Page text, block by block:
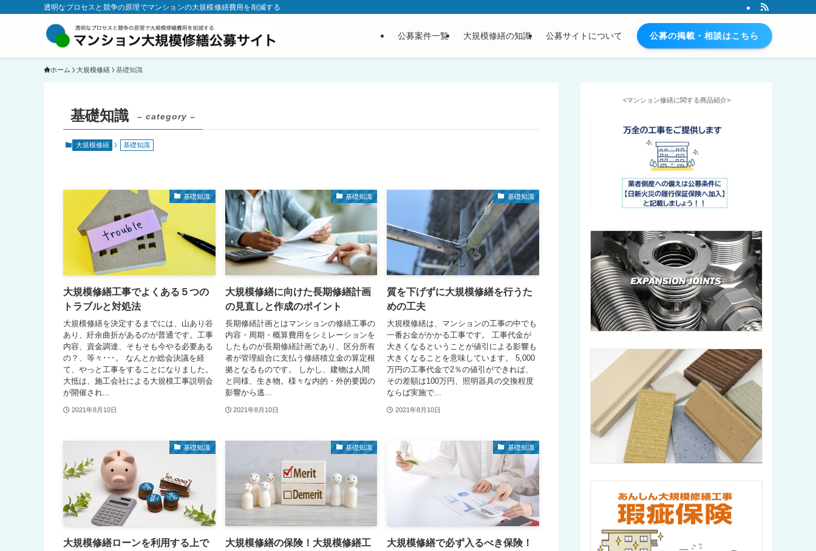
透明なプロセスと競争の原理でマンションの大規模修繕費用を削減する
公募案件一覧 大規模修繕の知識 公募サイトについて 公募の掲載・相談はこちら
ホーム 大規模修繕 基礎知識
基礎知識 – category –
大規模修繕 基礎知識
基礎知識
大規模修繕工事でよくある５つの
トラブルと対処法
大規模修繕を決定するまでには、山あり谷
あり、紆余曲折があるのが普通です。工事
内容、資金調達、そもそも今やる必要ある
の？、等々･･･。 なんとか総会決議を経
て、やっと工事をすることになりました。
大抵は、施工会社による大規模工事説明会
が開催され...
2021年8月10日
基礎知識
大規模修繕に向けた長期修繕計画
の見直しと作成のポイント
長期修繕計画とはマンションの修繕工事の
内容・周期・概算費用をシミレーションを
したものが長期修繕計画であり、区分所有
者が管理組合に支払う修繕積立金の算定根
拠となるものです。 しかし、建物は人間
と同様、生き物。様々な内的・外的要因の
影響から逃...
2021年8月10日
基礎知識
質を下げずに大規模修繕を行うた
めの工夫
大規模修繕は、マンションの工事の中でも
一番お金がかかる工事です。 工事代金が
大きくなるということが値引による影響も
大きくなることを意味しています。 5,000
万円の工事代金で2％の値引ができれば、
その差額は100万円、照明器具の交換程度
ならば実施で...
2021年8月10日
基礎知識
大規模修繕ローンを利用する上で
基礎知識
大規模修繕の保険！大規模修繕工
基礎知識
大規模修繕で必ず入るべき保険！
<マンション修繕に関する商品紹介>